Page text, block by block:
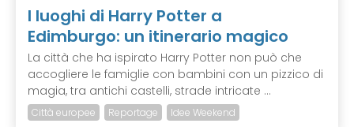
I luoghi di Harry Potter a
Edimburgo: un itinerario magico
La città che ha ispirato Harry Potter non può che
accogliere le famiglie con bambini con un pizzico di
magia, tra antichi castelli, strade intricate ...
Città europee Reportage Idee Weekend